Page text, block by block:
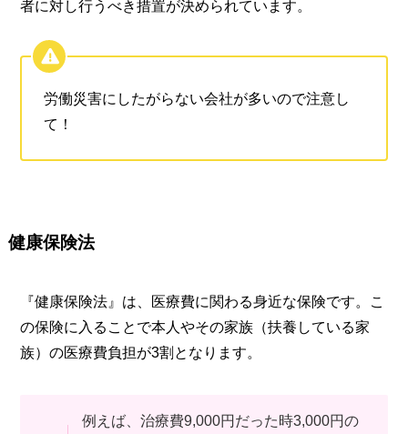
者に対し行うべき措置が決められています。
労働災害にしたがらない会社が多いので注意し
て！
健康保険法
『健康保険法』は、医療費に関わる身近な保険です。こ
の保険に入ることで本人やその家族（扶養している家
族）の医療費負担が3割となります。
例えば、治療費9,000円だった時3,000円の